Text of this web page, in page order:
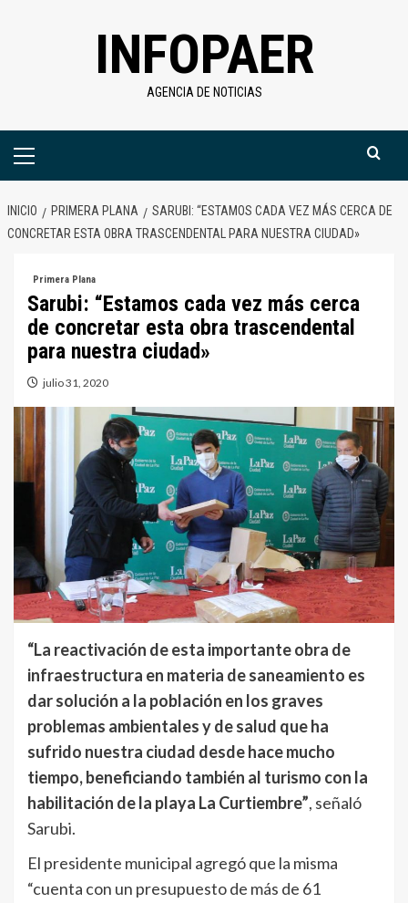
INFOPAER
AGENCIA DE NOTICIAS
Menú
INICIO PRIMERA PLANA
SARUBI: “ESTAMOS CADA VEZ MÁS CERCA DE
CONCRETAR ESTA OBRA TRASCENDENTAL PARA NUESTRA CIUDAD»
Primera Plana
Sarubi: “Estamos cada vez más cerca
de concretar esta obra trascendental
para nuestra ciudad»
julio 31, 2020
“La reactivación de esta importante obra de
infraestructura en materia de saneamiento es
dar solución a la población en los graves
problemas ambientales y de salud que ha
sufrido nuestra ciudad desde hace mucho
tiempo, beneficiando también al turismo con la
habilitación de la playa La Curtiembre”, señaló
Sarubi.
El presidente municipal agregó que la misma
“cuenta con un presupuesto de más de 61